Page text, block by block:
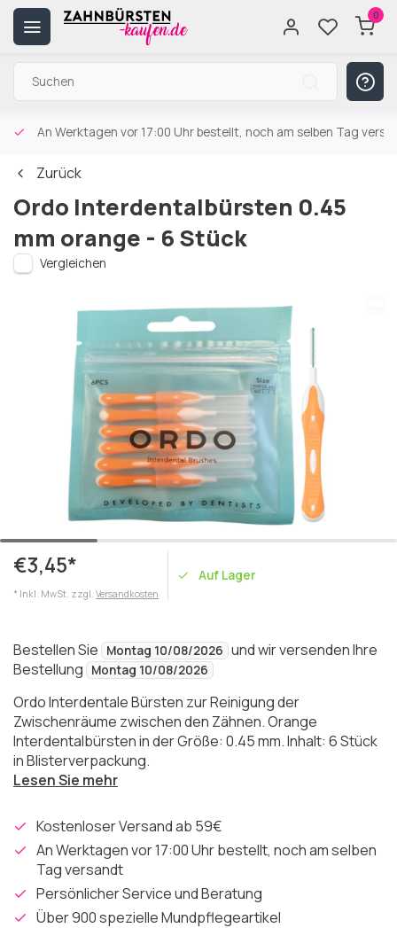
0
An Werktagen vor 17:00 Uhr bestellt, noch am selben Tag
Zurück
Ordo Interdentalbürsten 0.45
mm orange - 6 Stück
Vergleichen
€3,45*
* Inkl. MwSt. zzgl. Versandkosten
Auf Lager
Bestellen Sie Montag 10/08/2026 und wir versenden Ihre
Bestellung
Montag 10/08/2026
Ordo Interdentale Bürsten zur Reinigung der
Zwischenräume zwischen den Zähnen. Orange
Interdentalbürsten in der Größe: 0.45 mm. Inhalt: 6 Stück
in Blisterverpackung.
Lesen Sie mehr
Kostenloser Versand ab 59€
An Werktagen vor 17:00 Uhr bestellt, noch am selben
Tag versandt
Persönlicher Service und Beratung
Über 900 spezielle Mundpflegeartikel